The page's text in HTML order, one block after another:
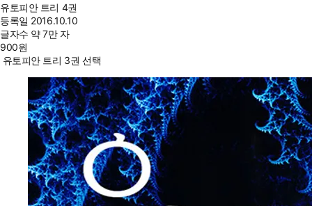
유토피안 트리 4권
등록일 2016.10.10
글자수 약 7만 자
900원
유토피안 트리 3권 선택